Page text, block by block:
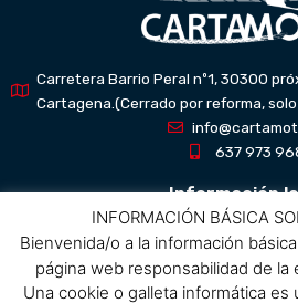
Carretera Barrio Peral nº1, 30300
Cartagena.(Cerrado por reforma,
637 973
Información
Aviso Legal
Política de
INFORMACIÓN BÁSICA
Bienvenida/o a la información
página web responsabilidad de la
Una cookie o galleta informática